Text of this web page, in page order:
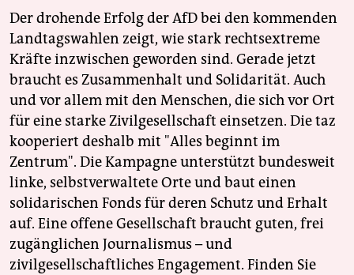
Der drohende Erfolg der AfD bei den kommenden
Landtagswahlen zeigt, wie stark rechtsextreme
Kräfte inzwischen geworden sind. Gerade jetzt
braucht es Zusammenhalt und Solidarität. Auch
und vor allem mit den Menschen, die sich vor Ort
für eine starke Zivilgesellschaft einsetzen. Die taz
kooperiert deshalb mit "Alles beginnt im
Zentrum". Die Kampagne unterstützt bundesweit
linke, selbstverwaltete Orte und baut einen
solidarischen Fonds für deren Schutz und Erhalt
auf. Eine offene Gesellschaft braucht guten, frei
zugänglichen Journalismus – und
zivilgesellschaftliches Engagement. Finden Sie